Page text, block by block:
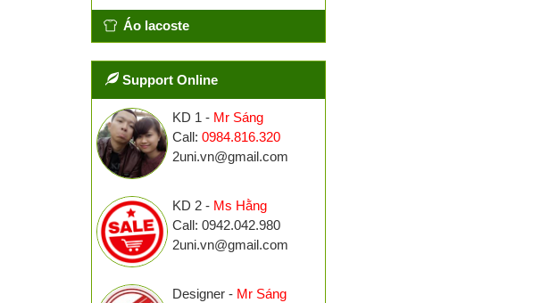
Áo lacoste
Support Online
KD 1 - Mr Sáng
Call: 0984.816.320
2uni.vn@gmail.com
KD 2 - Ms Hằng
Call: 0942.042.980
2uni.vn@gmail.com
Designer - Mr Sáng